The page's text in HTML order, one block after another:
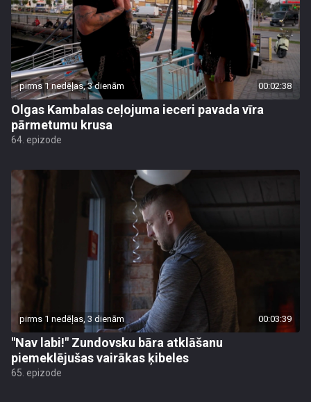
pirms 1 nedēļas, 3 dienām 00:02:38
Olgas Kambalas ceļojuma ieceri pavada vīra
pārmetumu krusa
64. epizode
pirms 1 nedēļas, 3 dienām 00:03:39
"Nav labi!" Zundovsku bāra atklāšanu
piemeklējušas vairākas ķibeles
65. epizode